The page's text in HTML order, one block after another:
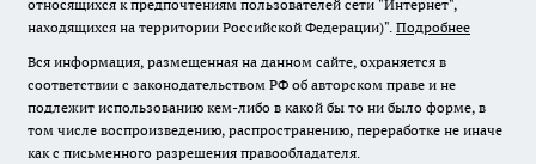
относящихся к предпочтениям пользователей сети "Интернет",
находящихся на территории Российской Федерации)". Подробнее
Вся информация, размещенная на данном сайте, охраняется в
соответствии с законодательством РФ об авторском праве и не
подлежит использованию кем-либо в какой бы то ни было форме, в
том числе воспроизведению, распространению, переработке не иначе
как с письменного разрешения правообладателя.